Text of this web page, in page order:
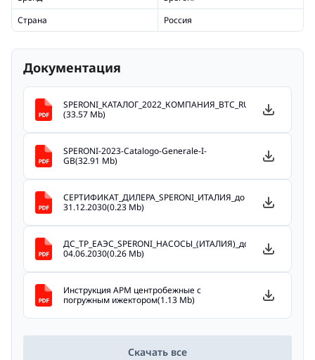
Страна
Россия
Документация
SPERONI_КАТАЛОГ_2022_КОМПАНИЯ_ВТС_RUS_(ужат)
(33.57 Mb)
SPERONI-2023-Catalogo-Generale-I-
GB(32.91 Mb)
СЕРТИФИКАТ_ДИЛЕРА_SPERONI_ИТАЛИЯ_до
31.12.2030(0.23 Mb)
ДС_ТР_ЕАЭС_SPERONI_НАСОСЫ_(ИТАЛИЯ)_до
04.06.2030(0.26 Mb)
Инструкция APM центробежные с
погружным ижектором(1.13 Mb)
Скачать все